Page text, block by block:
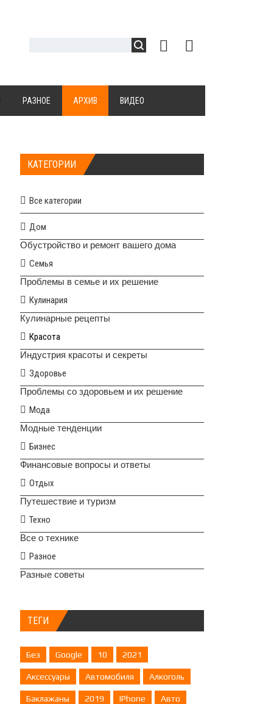
РАЗНОЕ АРХИВ ВИДЕО
КАТЕГОРИИ
Все категории
Дом
Обустройство и ремонт вашего дома
Семья
Проблемы в семье и их решение
Кулинария
Кулинарные рецепты
Красота
Индустрия красоты и секреты
Здоровье
Проблемы со здоровьем и их решение
Мода
Модные тенденции
Бизнес
Финансовые вопросы и ответы
Отдых
Путешествие и туризм
Техно
Все о технике
Разное
Разные советы
ТЕГИ
Без Google 10 2021
Аксессуары Автомобиля Алкоголь
Баклажаны 2019 IPhone Авто